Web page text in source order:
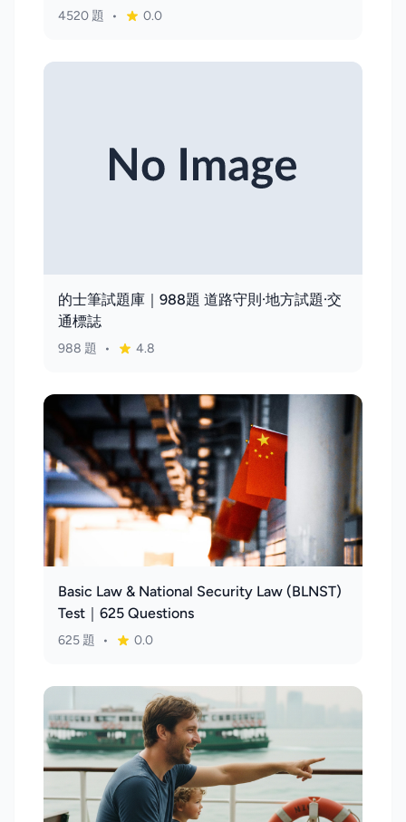
4520 題 • 0.0
的士筆試題庫｜988題 道路守則·地方試題·交
通標誌
988 題 • 4.8
Basic Law & National Security Law (BLNST)
Test｜625 Questions
625 題 • 0.0